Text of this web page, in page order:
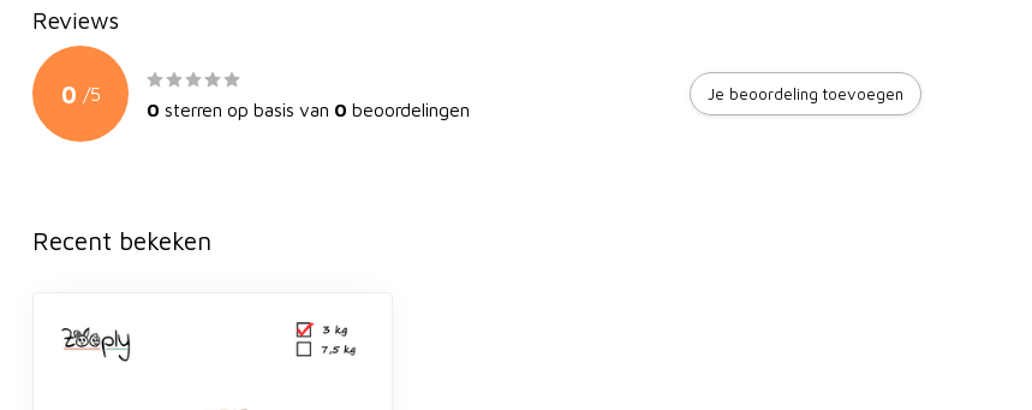
Reviews
0 /5
0 sterren op basis van 0 beoordelingen
Je beoordeling toevoegen
Recent bekeken